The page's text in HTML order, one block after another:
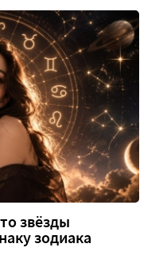
звёзды
зодиака